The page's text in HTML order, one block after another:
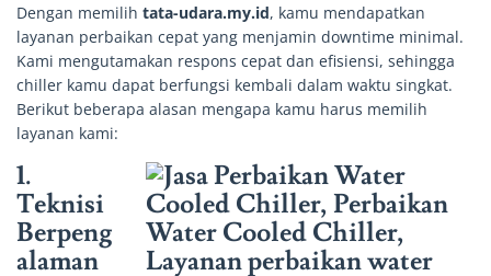
Dengan memilih tata-udara.my.id, kamu mendapatkan
layanan perbaikan cepat yang menjamin downtime minimal.
Kami mengutamakan respons cepat dan efisiensi, sehingga
chiller kamu dapat berfungsi kembali dalam waktu singkat.
Berikut beberapa alasan mengapa kamu harus memilih
layanan kami:
1.
Teknisi
Berpeng
alaman